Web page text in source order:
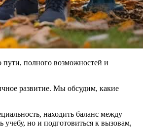
полного возможностей и
развитие. Мы обсудим, какие
находить баланс между
но и подготовиться к вызовам,